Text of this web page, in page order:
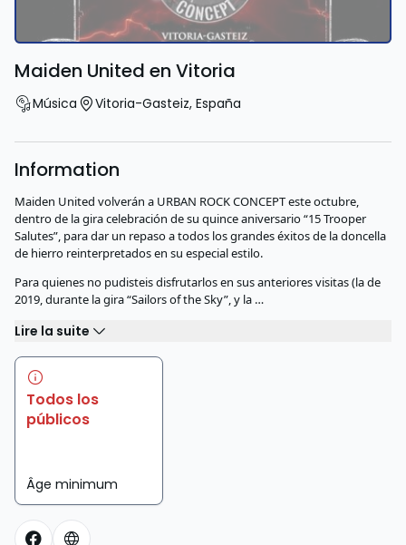
Maiden United en Vitoria
Música Vitoria-Gasteiz, España
Information
Maiden United volverán a URBAN ROCK CONCEPT este octubre,
dentro de la gira celebración de su quince aniversario “15 Trooper
Salutes”, para dar un repaso a todos los grandes éxitos de la doncella
de hierro reinterpretados en su especial estilo.
Para quienes no pudisteis disfrutarlos en sus anteriores visitas (la de
2019, durante la gira “Sailors of the Sky”, y la …
Lire la suite
Todos los
públicos
Âge minimum